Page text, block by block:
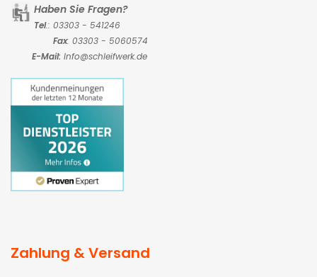
Haben Sie Fragen?
Tel.: 03303 - 541246
Fax: 03303 - 5060574
E-Mail: Info@schleifwerk.de
Zahlung & Versand